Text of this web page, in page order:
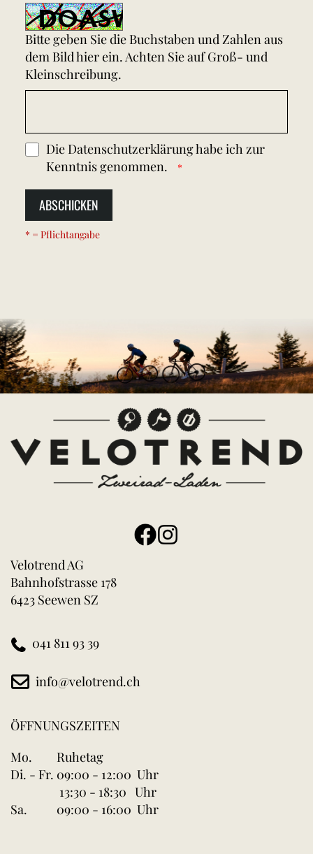
Bitte geben Sie die Buchstaben und Zahlen aus
dem Bild hier ein. Achten Sie auf Groß- und
Kleinschreibung.
Die Datenschutzerklärunghabe ich zur
Kenntnis genommen.
ABSCHICKEN
* = Pflichtangabe
Velotrend AG
Bahnhofstrasse 178
6423 Seewen SZ
041 811 93 39
info@velotrend.ch
ÖFFNUNGSZEITEN
Mo.
Ruhetag
Di. - Fr. 09:00 - 12:00 Uhr
13:30 - 18:30 Uhr
Sa.
09:00 - 16:00 Uhr